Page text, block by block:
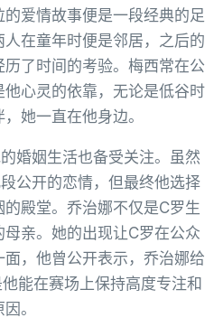
爱情故事便是一段经典的足
在童年时便是邻居，之后的
了时间的考验。梅西常在公
心灵的依靠，无论是低谷时
她一直在他身边。
婚姻生活也备受关注。虽然
公开的恋情，但最终他选择
殿堂。乔治娜不仅是C罗生
亲。她的出现让C罗在公众
，他曾公开表示，乔治娜给
能在赛场上保持高度专注和
。